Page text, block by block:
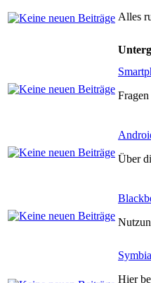
Alles
Über
Hier